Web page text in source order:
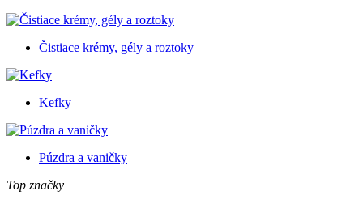
Čistiace krémy, gély a roztoky
Kefky
Púzdra a vaničky
Top značky